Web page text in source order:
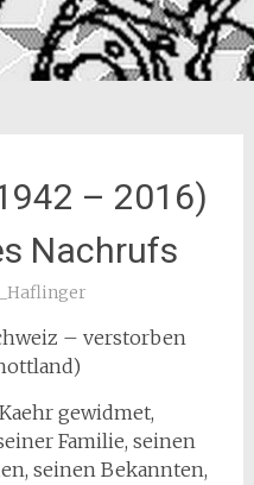
– 2016)
Nachrufs
– verstorben
gewidmet,
Familie, seinen
seinen Bekannten,